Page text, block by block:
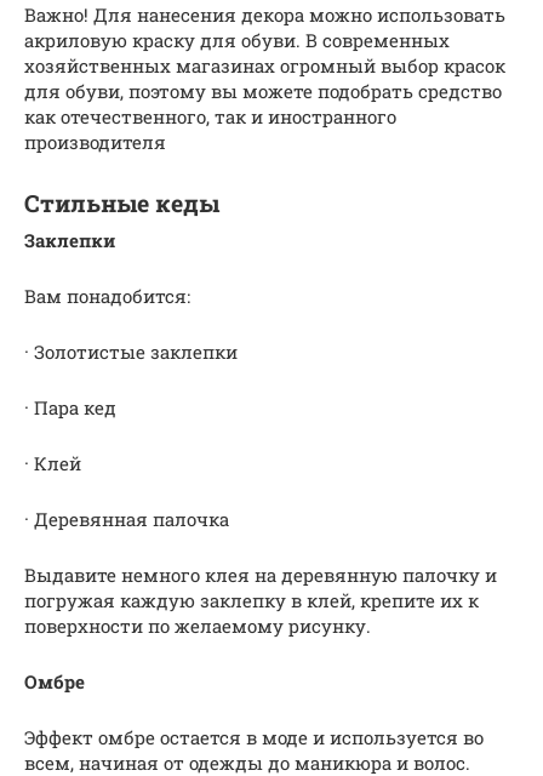
Важно! Для нанесения декора можно использовать
акриловую краску для обуви. В современных
хозяйственных магазинах огромный выбор красок
для обуви, поэтому вы можете подобрать средство
как отечественного, так и иностранного
производителя
Стильные кеды
Заклепки
Вам понадобится:
· Золотистые заклепки
· Пара кед
· Клей
· Деревянная палочка
Выдавите немного клея на деревянную палочку и
погружая каждую заклепку в клей, крепите их к
поверхности по желаемому рисунку.
Омбре
Эффект омбре остается в моде и используется во
всем, начиная от одежды до маникюра и волос.